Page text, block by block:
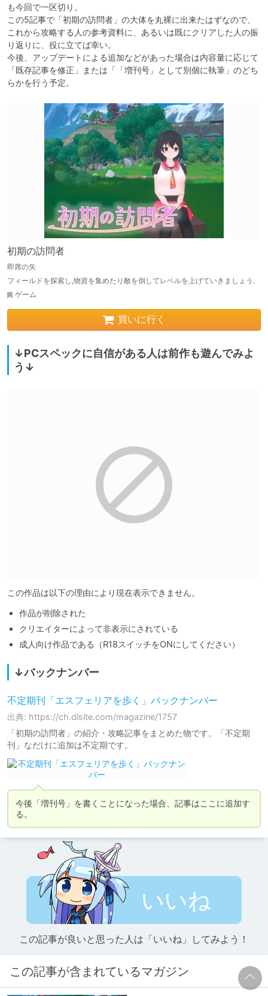
も今回で一区切り。
この5記事で「初期の訪問者」の大体を丸裸に出来たはずなので、
これから攻略する人の参考資料に、あるいは既にクリアした人の振
り返りに、役に立てば幸い。
今後、アップデートによる追加などがあった場合は内容量に応じて
「既存記事を修正」または「「増刊号」として別個に執筆」のどち
らかを行う予定。
初期の訪問者
即席の矢
フィールドを探索し,物資を集めたり敵を倒してレベルを上げていきましょう.
ゲーム
買いに行く
↓PCスペックに自信がある人は前作も遊んでみよ
う↓
この作品は以下の理由により現在表示できません。
作品が削除された
クリエイターによって非表示にされている
成人向け作品である（R18スイッチをONにしてください）
↓バックナンバー
不定期刊「エスフェリアを歩く」バックナンバー
出典: https://ch.dlsite.com/magazine/1757
「初期の訪問者」の紹介・攻略記事をまとめた物です。「不定期
刊」なだけに追加は不定期です。
今後「増刊号」を書くことになった場合、記事はここに追加す
る。
いいね
この記事が良いと思った人は「いいね」してみよう！
この記事が含まれているマガジン